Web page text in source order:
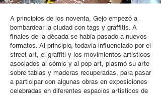
A principios de los noventa, Gejo empezó a
bombardear la ciudad con tags y graffitis. A
finales de la década se había pasado a nuevos
formatos. Al principio, todavía influenciado por el
street art, el graffiti y los movimientos artísticos
asociados al cómic y al pop art, plasmó su arte
sobre tablas y maderas recuperadas, para pasar
a participar con algunas obras en exposiciones
celebradas en diferentes espacios artísticos de